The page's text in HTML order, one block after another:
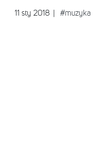
11 sty 2018 #muzyka